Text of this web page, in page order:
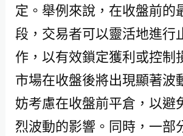
定。舉例來說，在收盤前的
段，交易者可以靈活地進行
作，以有效鎖定獲利或控制
市場在收盤後將出現顯著波
妨考慮在收盤前平倉，以避
烈波動的影響。同時，一部